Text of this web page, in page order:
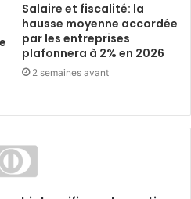
Salaire et fiscalité: la
hausse moyenne accordée
par les entreprises
plafonnera à 2% en 2026
2 semaines avant